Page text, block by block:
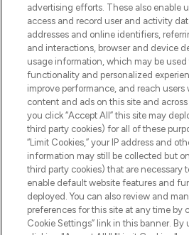
l’application, avec la
55€ d'achat.
Consentement aux
Do Not Sell or Share
Information
AIDE ET
INFORMATIONS
À PROPOS DE
advertising efforts. These also enable
access and record user and activity
addresses and online identifiers,
and interactions, browser and device
usage information, which may be
functionality and personalized
improve performance, and reach users
content and ads on this site and
you click “Accept All” this site may
third party cookies) for all of these
“Limit Cookies,” your IP address and
information may still be collected but
third party cookies) that are necessary
enable default website features and
deployed. You can also review and
preferences for this site at any time by
Cookie Settings” link in this banner. By